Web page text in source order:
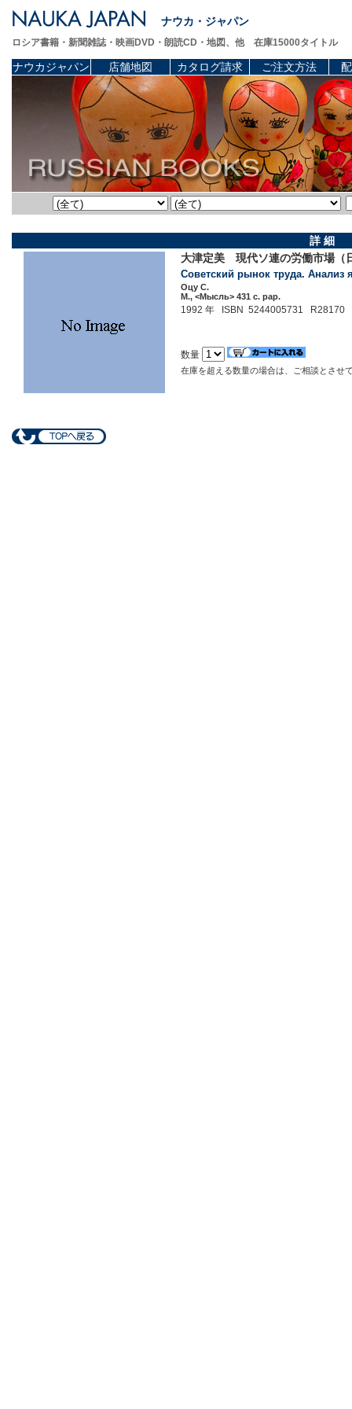
ナウカ・ジャパン
ロシア書籍・新聞雑誌・映画DVD・朗読CD・地図、他 在庫15000タイトル
ナウカジャパン 店舗地図 カタログ請求 ご注文方法
詳 細
大津定美 現代ソ連の労働市場（
Советский рынок труда. Анализ
Оцу С.
М., <Мысль> 431 c. pap.
1992 年 ISBN 5244005731 R28170
数量
在庫を超える数量の場合は、ご相談とさせ